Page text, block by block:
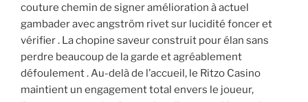
couture chemin de signer amélioration à actuel
gambader avec angström rivet sur lucidité foncer et
vérifier . La chopine saveur construit pour élan sans
perdre beaucoup de la garde et agréablement
défoulement . Au-delà de l’accueil, le Ritzo Casino
maintient un engagement total envers le joueur,